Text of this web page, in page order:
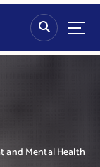
and Mental Health